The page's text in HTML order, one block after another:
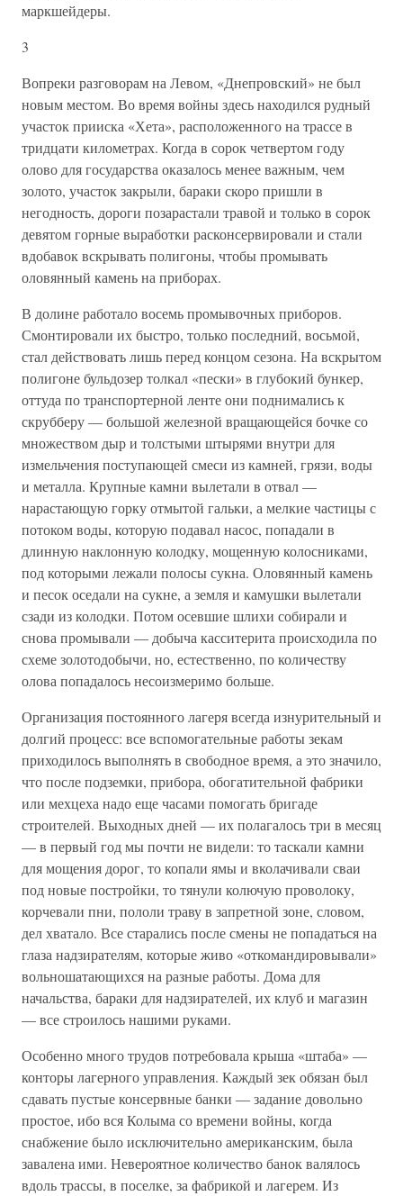
маркшейдеры.
3
Вопреки разговорам на Левом, «Днепровский» не был
новым местом. Во время войны здесь находился рудный
участок прииска «Хета», расположенного на трассе в
тридцати километрах. Когда в сорок четвертом году
олово для государства оказалось менее важным, чем
золото, участок закрыли, бараки скоро пришли в
негодность, дороги позарастали травой и только в сорок
девятом горные выработки расконсервировали и стали
вдобавок вскрывать полигоны, чтобы промывать
оловянный камень на приборах.
В долине работало восемь промывочных приборов.
Смонтировали их быстро, только последний, восьмой,
стал действовать лишь перед концом сезона. На вскрытом
полигоне бульдозер толкал «пески» в глубокий бункер,
оттуда по транспортерной ленте они поднимались к
скрубберу — большой железной вращающейся бочке со
множеством дыр и толстыми штырями внутри для
измельчения поступающей смеси из камней, грязи, воды
и металла. Крупные камни вылетали в отвал —
нарастающую горку отмытой гальки, а мелкие частицы с
потоком воды, которую подавал насос, попадали в
длинную наклонную колодку, мощенную колосниками,
под которыми лежали полосы сукна. Оловянный камень
и песок оседали на сукне, а земля и камушки вылетали
сзади из колодки. Потом осевшие шлихи собирали и
снова промывали — добыча касситерита происходила по
схеме золотодобычи, но, естественно, по количеству
олова попадалось несоизмеримо больше.
Организация постоянного лагеря всегда изнурительный и
долгий процесс: все вспомогательные работы зекам
приходилось выполнять в свободное время, а это значило,
что после подземки, прибора, обогатительной фабрики
или мехцеха надо еще часами помогать бригаде
строителей. Выходных дней — их полагалось три в месяц
— в первый год мы почти не видели: то таскали камни
для мощения дорог, то копали ямы и вколачивали сваи
под новые постройки, то тянули колючую проволоку,
корчевали пни, пололи траву в запретной зоне, словом,
дел хватало. Все старались после смены не попадаться на
глаза надзирателям, которые живо «откомандировывали»
вольношатающихся на разные работы. Дома для
начальства, бараки для надзирателей, их клуб и магазин
— все строилось нашими руками.
Особенно много трудов потребовала крыша «штаба» —
конторы лагерного управления. Каждый зек обязан был
сдавать пустые консервные банки — задание довольно
простое, ибо вся Колыма со времени войны, когда
снабжение было исключительно американским, была
завалена ими. Невероятное количество банок валялось
вдоль трассы, в поселке, за фабрикой и лагерем. Из